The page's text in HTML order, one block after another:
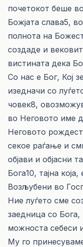
почетокот беше
Божјата слава5,
полнота на
создаде и
вистината дека
Со нас е Бог, Кој
изедначи со
човек8,
во Неговото име
Неговото
секое раѓање и
објави и објасни
Бога10, тајна
Возљубени во
Ние луѓето сме
заедница со
можноста себеси
Му го